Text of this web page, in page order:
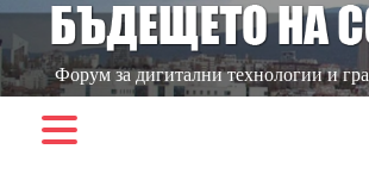
Skip
to
contentФорум за дигитални технологии и